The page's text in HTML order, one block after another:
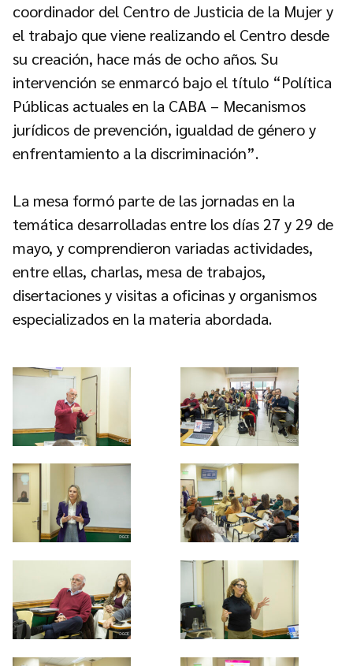
coordinador del Centro de Justicia de la Mujer y
el trabajo que viene realizando el Centro desde
su creación, hace más de ocho años. Su
intervención se enmarcó bajo el título “Política
Públicas actuales en la CABA – Mecanismos
jurídicos de prevención, igualdad de género y
enfrentamiento a la discriminación”.
La mesa formó parte de las jornadas en la
temática desarrolladas entre los días 27 y 29 de
mayo, y comprendieron variadas actividades,
entre ellas, charlas, mesa de trabajos,
disertaciones y visitas a oficinas y organismos
especializados en la materia abordada.